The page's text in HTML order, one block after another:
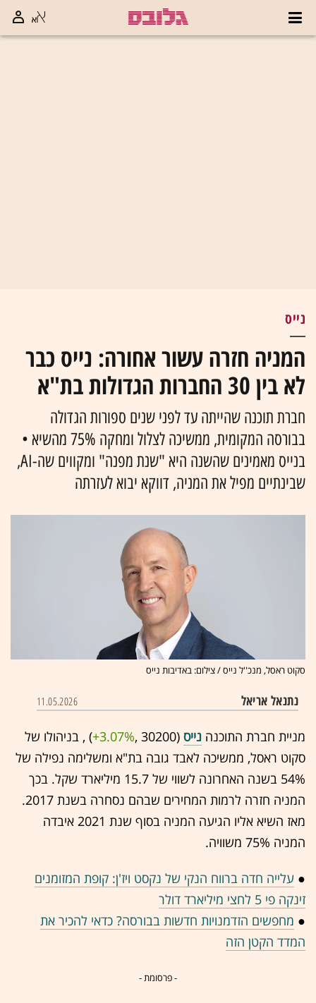
נייס
המניה חזרה עשור אחורה: נייס כבר
לא בין 30 החברות הגדולות בת"א
חברת תוכנה שהייתה עד לפני שנים ספורות הגדולה
בבורסה המקומית, ממשיכה לצלול ומחקה 75% מהשיא •
בנייס מאמינים שהשנה היא "שנת מפנה" ומקווים שה-AI,
שבינתיים מפיל את המניה, דווקא יבוא לעזרתה
סקוט ראסל, מנכ''ל נייס / צילום: באדיבות נייס
נתנאל אריאל 11.05.2026
מניית חברת התוכנה נייס (30200 ,‎
+3.07%‏) , בניהולו של
סקוט ראסל, ממשיכה לאבד גובה בת"א ומשלימה נפילה של
54% בשנה האחרונה לשווי של 15.7 מיליארד שקל. בכך
המניה חזרה לרמות המחירים שבהם נסחרה בשנת 2017.
מאז השיא אליו הגיעה המניה בסוף שנת 2021 איבדה
המניה 75% משוויה.
● עלייה חדה ברווח הנקי של נקסט ויז'ן: קופת המזומנים
זינקה פי 5 לחצי מיליארד דולר
● מחפשים הזדמנויות חדשות בבורסה? כדאי להכיר את
המדד הקטן הזה
- פרסומת -